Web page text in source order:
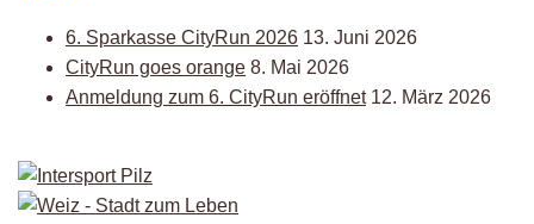
6. Sparkasse CityRun 2026 13. Juni 2026
CityRun goes orange 8. Mai 2026
Anmeldung zum 6. CityRun eröffnet 12. März 2026